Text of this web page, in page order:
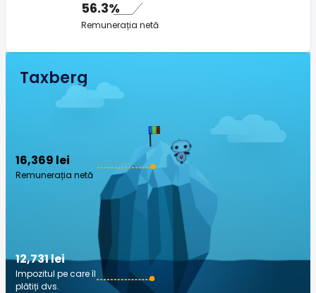
56.3%
Remunerația netă
Taxberg
16,369 lei
Remunerația netă
12,731 lei
Impozitul pe care îl
plătiți dvs.